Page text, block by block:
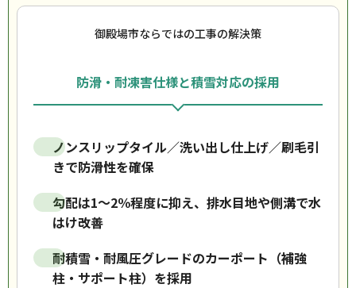
御殿場市ならではの工事の解決策
防滑・耐凍害仕様と積雪対応の採用
ノンスリップタイル／洗い出し仕上げ／刷毛引
きで防滑性を確保
勾配は1～2％程度に抑え、排水目地や側溝で水
はけ改善
耐積雪・耐風圧グレードのカーポート（補強
柱・サポート柱）を採用